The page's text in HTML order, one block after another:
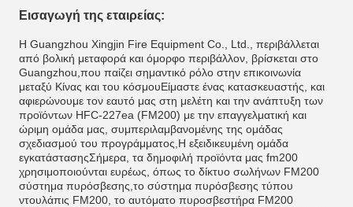
Εισαγωγή της εταιρείας:
Η Guangzhou Xingjin Fire Equipment Co., Ltd., περιβάλλεται
από βολική μεταφορά και όμορφο περιβάλλον, βρίσκεται στο
Guangzhou,που παίζει σημαντικό ρόλο στην επικοινωνία
μεταξύ Κίνας και του κόσμουΕίμαστε ένας κατασκευαστής, και
αφιερώνουμε τον εαυτό μας στη μελέτη και την ανάπτυξη των
προϊόντων HFC-227ea (FM200) με την επαγγελματική και
ώριμη ομάδα μας, συμπεριλαμβανομένης της ομάδας
σχεδιασμού του προγράμματος,Η εξειδικευμένη ομάδα
εγκατάστασηςΣήμερα, τα δημοφιλή προϊόντα μας fm200
χρησιμοποιούνται ευρέως, όπως το δίκτυο σωλήνων FM200
σύστημα πυρόσβεσης,το σύστημα πυρόσβεσης τύπου
ντουλάπις FM200, το αυτόματο πυροσβεστήρα FM200